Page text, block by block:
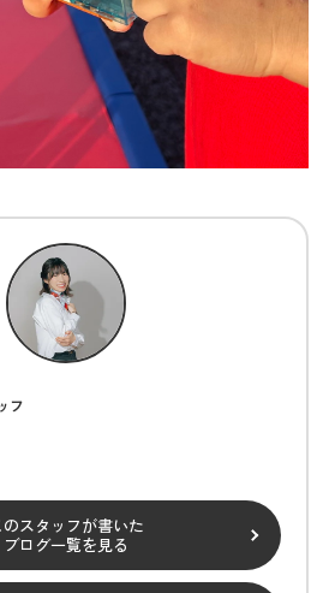
フ
のスタッフが書いた
ブログ一覧を見る